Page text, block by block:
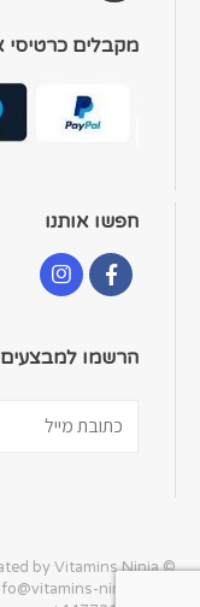
מקבלים כרטיסי
חפשו אותנו
הרשמו למבצעים
by Vitamins Ninja
ninja.com